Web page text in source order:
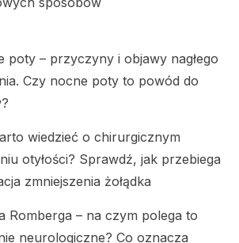
poty – przyczyny i objawy nagłego
Czy nocne poty to powód do
wiedzieć o chirurgicznym
otyłości? Sprawdź, jak przebiega
zmniejszenia żołądka
Romberga – na czym polega to
neurologiczne? Co oznacza